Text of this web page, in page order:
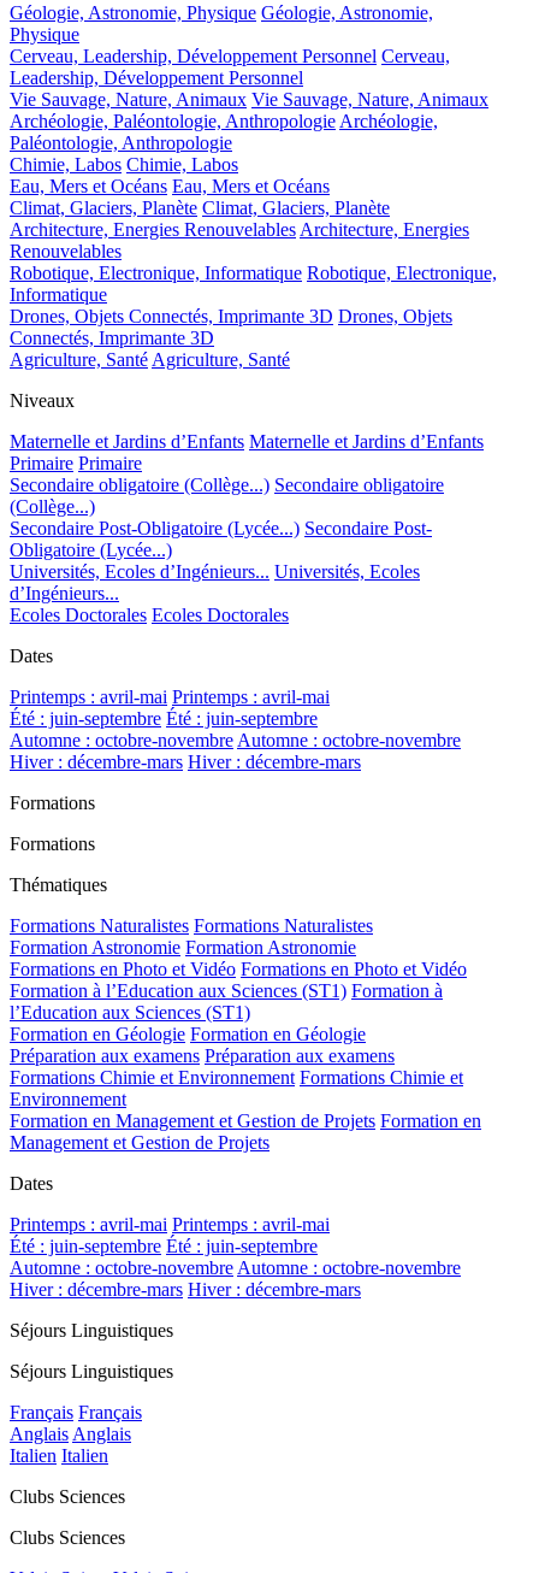
Géologie, Astronomie, Physique Géologie, Astronomie,
Physique
Cerveau, Leadership, Développement Personnel Cerveau,
Leadership, Développement Personnel
Vie Sauvage, Nature, Animaux Vie Sauvage, Nature, Animaux
Archéologie, Paléontologie, Anthropologie Archéologie,
Paléontologie, Anthropologie
Chimie, Labos Chimie, Labos
Eau, Mers et Océans Eau, Mers et Océans
Climat, Glaciers, Planète Climat, Glaciers, Planète
Architecture, Energies Renouvelables Architecture, Energies
Renouvelables
Robotique, Electronique, Informatique Robotique, Electronique,
Informatique
Drones, Objets Connectés, Imprimante 3D Drones, Objets
Connectés, Imprimante 3D
Agriculture, Santé Agriculture, Santé
Niveaux
Maternelle et Jardins d’Enfants Maternelle et Jardins d’Enfants
Primaire Primaire
Secondaire obligatoire (Collège...) Secondaire obligatoire
(Collège...)
Secondaire Post-Obligatoire (Lycée...) Secondaire Post-
Obligatoire (Lycée...)
Universités, Ecoles d’Ingénieurs... Universités, Ecoles
d’Ingénieurs...
Ecoles Doctorales Ecoles Doctorales
Dates
Printemps : avril-mai Printemps : avril-mai
Été : juin-septembre Été : juin-septembre
Automne : octobre-novembre Automne : octobre-novembre
Hiver : décembre-mars Hiver : décembre-mars
Formations
Formations
Thématiques
Formations Naturalistes Formations Naturalistes
Formation Astronomie Formation Astronomie
Formations en Photo et Vidéo Formations en Photo et Vidéo
Formation à l’Education aux Sciences (ST1) Formation à
l’Education aux Sciences (ST1)
Formation en Géologie Formation en Géologie
Préparation aux examens Préparation aux examens
Formations Chimie et Environnement Formations Chimie et
Environnement
Formation en Management et Gestion de Projets Formation en
Management et Gestion de Projets
Dates
Printemps : avril-mai Printemps : avril-mai
Été : juin-septembre Été : juin-septembre
Automne : octobre-novembre Automne : octobre-novembre
Hiver : décembre-mars Hiver : décembre-mars
Séjours Linguistiques
Séjours Linguistiques
Français Français
Anglais Anglais
Italien Italien
Clubs Sciences
Clubs Sciences